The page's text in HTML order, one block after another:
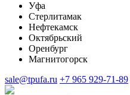
Уфа
Стерлитамак
Нефтекамск
Октябрьский
Оренбург
Магнитогорск
sale@tpufa.ru +7 965 929-71-89